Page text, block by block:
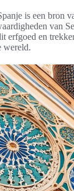
is een bron
van
erfgoed en
wereld.